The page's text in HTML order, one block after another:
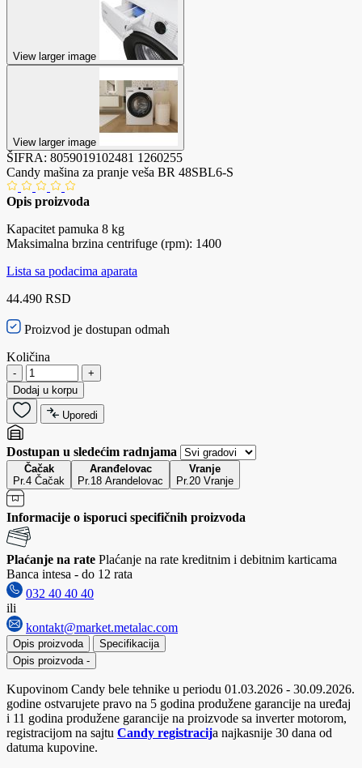
View larger image
View larger image
ŠIFRA: 8059019102481 1260255
Candy mašina za pranje veša BR 48SBL6-S
Opis proizvoda
Kapacitet pamuka 8 kg
Maksimalna brzina centrifuge (rpm): 1400
Lista sa podacima aparata
44.490 RSD
Proizvod je dostupan odmah
Količina
-
+
Dodaj u korpu
Uporedi
Dostupan u sledećim radnjama
Čačak
Pr.4 Čačak
Aranđelovac
Pr.18 Arandelovac
Vranje
Pr.20 Vranje
Informacije o isporuci specifičnih proizvoda
Plaćanje na rate Plaćanje na rate kreditnim i debitnim karticama
Banca intesa - do 12 rata
032 40 40 40
ili
kontakt@market.metalac.com
Opis proizvoda
Specifikacija
Opis proizvoda -
Kupovinom Candy bele tehnike u periodu 01.03.2026 - 30.09.2026.
godine ostvarujete pravo na 5 godina produžene garancije na uređaj
i 11 godina produžene garancije na proizvode sa inverter motorom,
registracijom na sajtu Candy registracija najkasnije 30 dana od
datuma kupovine.